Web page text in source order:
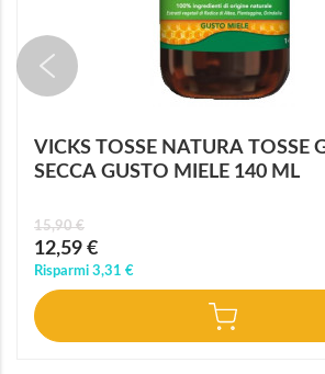
VICKS TOSSE NATURA TOSSE
SECCA GUSTO MIELE 140 ML
Prezzo
speciale
12,59 €
15,90 €
Risparmi 3,31 €